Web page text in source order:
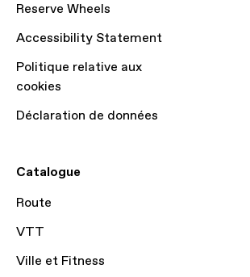
Reserve Wheels
Accessibility Statement
Politique relative aux
cookies
Déclaration de données
Catalogue
Route
VTT
Ville et Fitness